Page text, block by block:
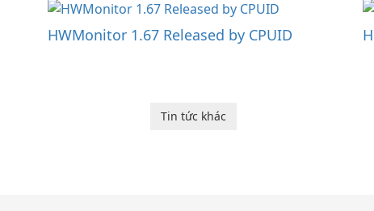
HWMonitor 1.67 Released by CPUID
Tin tức khác